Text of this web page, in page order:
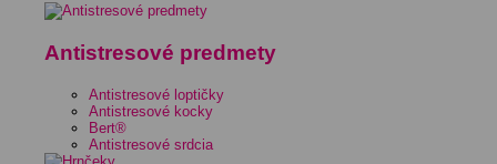
Antistresové predmety
Antistresové loptičky
Antistresové kocky
Bert®
Antistresové srdcia